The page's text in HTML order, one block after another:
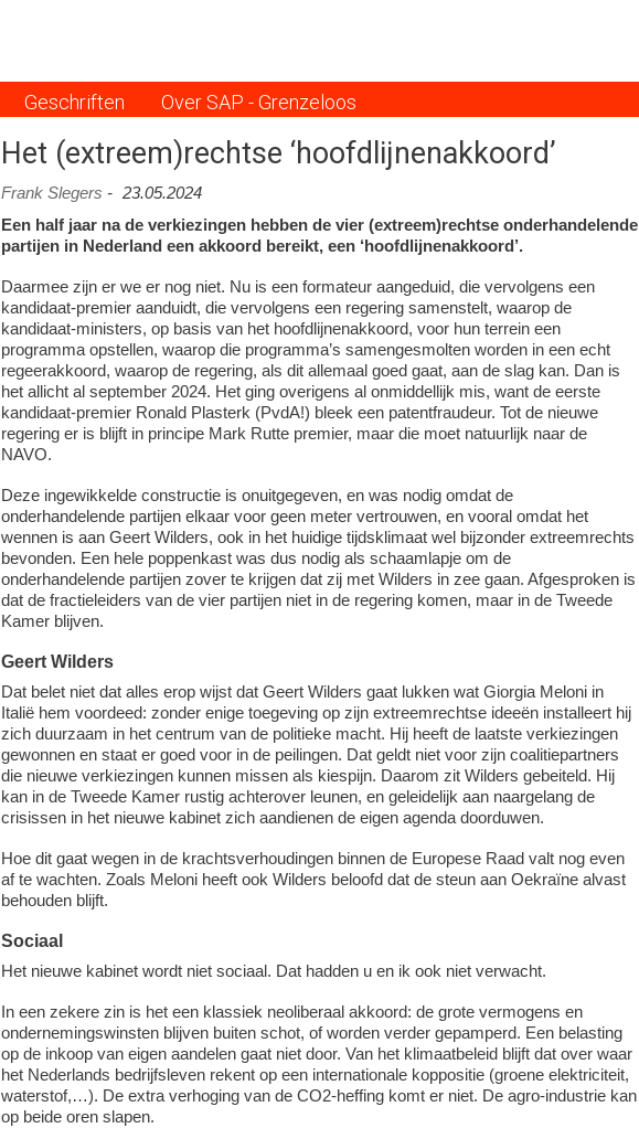
de
Geschriften Over SAP - Grenzeloos
Het (extreem)rechtse ‘hoofdlijnenakkoord’
Frank Slegers - 23.05.2024
Een half jaar na de verkiezingen hebben de vier (extreem)rechtse onderhandelende
partijen in Nederland een akkoord bereikt, een ‘hoofdlijnenakkoord’.
Daarmee zijn er we er nog niet. Nu is een formateur aangeduid, die vervolgens een
kandidaat-premier aanduidt, die vervolgens een regering samenstelt, waarop de
kandidaat-ministers, op basis van het hoofdlijnenakkoord, voor hun terrein een
programma opstellen, waarop die programma’s samengesmolten worden in een echt
regeerakkoord, waarop de regering, als dit allemaal goed gaat, aan de slag kan. Dan is
het allicht al september 2024. Het ging overigens al onmiddellijk mis, want de eerste
kandidaat-premier Ronald Plasterk (PvdA!) bleek een patentfraudeur. Tot de nieuwe
regering er is blijft in principe Mark Rutte premier, maar die moet natuurlijk naar de
NAVO.
Deze ingewikkelde constructie is onuitgegeven, en was nodig omdat de
onderhandelende partijen elkaar voor geen meter vertrouwen, en vooral omdat het
wennen is aan Geert Wilders, ook in het huidige tijdsklimaat wel bijzonder extreemrechts
bevonden. Een hele poppenkast was dus nodig als schaamlapje om de
onderhandelende partijen zover te krijgen dat zij met Wilders in zee gaan. Afgesproken is
dat de fractieleiders van de vier partijen niet in de regering komen, maar in de Tweede
Kamer blijven.
Geert Wilders
Dat belet niet dat alles erop wijst dat Geert Wilders gaat lukken wat Giorgia Meloni in
Italië hem voordeed: zonder enige toegeving op zijn extreemrechtse ideeën installeert hij
zich duurzaam in het centrum van de politieke macht. Hij heeft de laatste verkiezingen
gewonnen en staat er goed voor in de peilingen. Dat geldt niet voor zijn coalitiepartners
die nieuwe verkiezingen kunnen missen als kiespijn. Daarom zit Wilders gebeiteld. Hij
kan in de Tweede Kamer rustig achterover leunen, en geleidelijk aan naargelang de
crisissen in het nieuwe kabinet zich aandienen de eigen agenda doorduwen.
Hoe dit gaat wegen in de krachtsverhoudingen binnen de Europese Raad valt nog even
af te wachten. Zoals Meloni heeft ook Wilders beloofd dat de steun aan Oekraïne alvast
behouden blijft.
Sociaal
Het nieuwe kabinet wordt niet sociaal. Dat hadden u en ik ook niet verwacht.
In een zekere zin is het een klassiek neoliberaal akkoord: de grote vermogens en
ondernemingswinsten blijven buiten schot, of worden verder gepamperd. Een belasting
op de inkoop van eigen aandelen gaat niet door. Van het klimaatbeleid blijft dat over waar
het Nederlands bedrijfsleven rekent op een internationale koppositie (groene elektriciteit,
waterstof,…). De extra verhoging van de CO2-heffing komt er niet. De agro-industrie kan
op beide oren slapen.